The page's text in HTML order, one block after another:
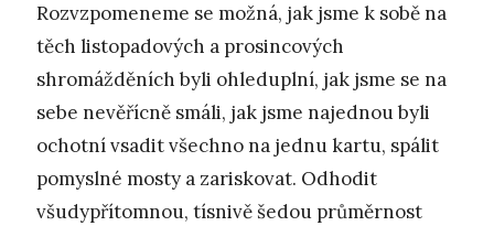
Rozvzpomeneme se možná, jak jsme k sobě na
těch listopadových a prosincových
shromážděních byli ohleduplní, jak jsme se na
sebe nevěřícně smáli, jak jsme najednou byli
ochotní vsadit všechno na jednu kartu, spálit
pomyslné mosty a zariskovat. Odhodit
všudypřítomnou, tísnivě šedou průměrnost